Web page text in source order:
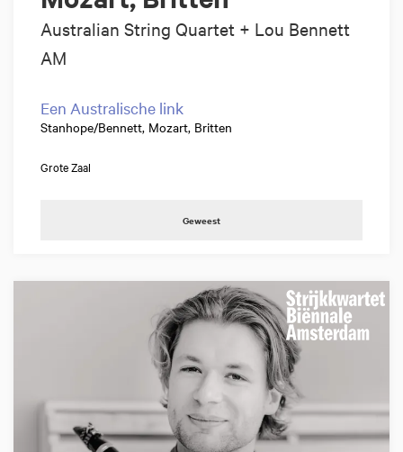
Australian String Quartet + Lou Bennett
AM
Een Australische link
Stanhope/Bennett, Mozart, Britten
Grote Zaal
Geweest